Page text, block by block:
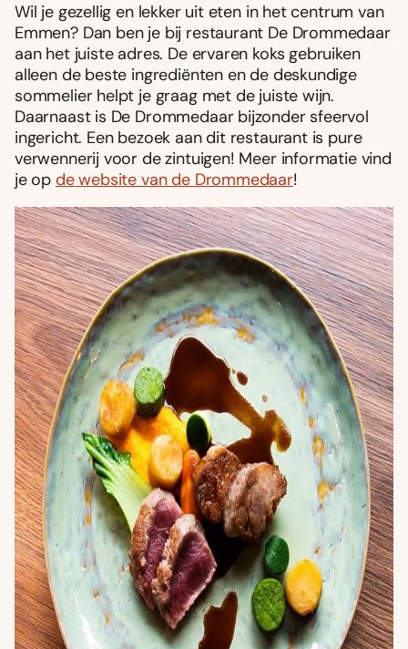
Wil je gezellig en lekker uit eten in het centrum van
Emmen? Dan ben je bij restaurant De Drommedaar
aan het juiste adres. De ervaren koks gebruiken
alleen de beste ingrediënten en de deskundige
sommelier helpt je graag met de juiste wijn.
Daarnaast is De Drommedaar bijzonder sfeervol
ingericht. Een bezoek aan dit restaurant is pure
verwennerij voor de zintuigen! Meer informatie vind
je op de website van de Drommedaar!